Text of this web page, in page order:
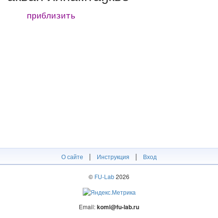
приблизить
О сайте | Инструкция | Вход
© FU-Lab2026
Email:komi@fu-lab.ru